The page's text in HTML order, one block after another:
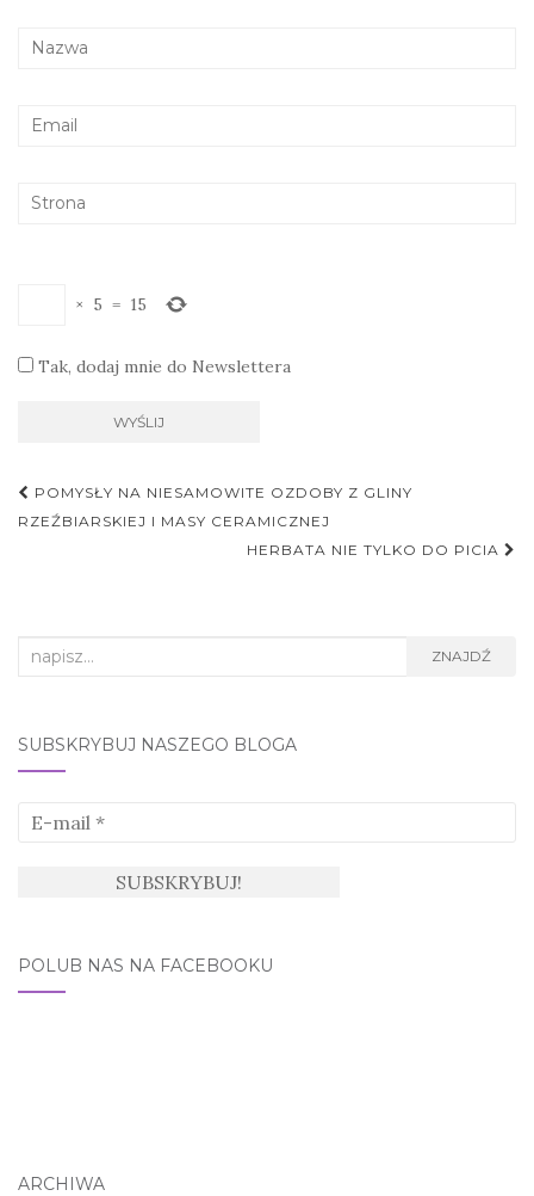
× 5 = 15
Tak, dodaj mnie do Newslettera
Nawigacja
postu
POMYSŁY NA NIESAMOWITE OZDOBY Z GLINY
RZEŹBIARSKIEJ I MASY CERAMICZNEJ
HERBATA NIE TYLKO DO PICIA
Search
ZNAJDŹ
SUBSKRYBUJ NASZEGO BLOGA
POLUB NAS NA FACEBOOKU
ARCHIWA